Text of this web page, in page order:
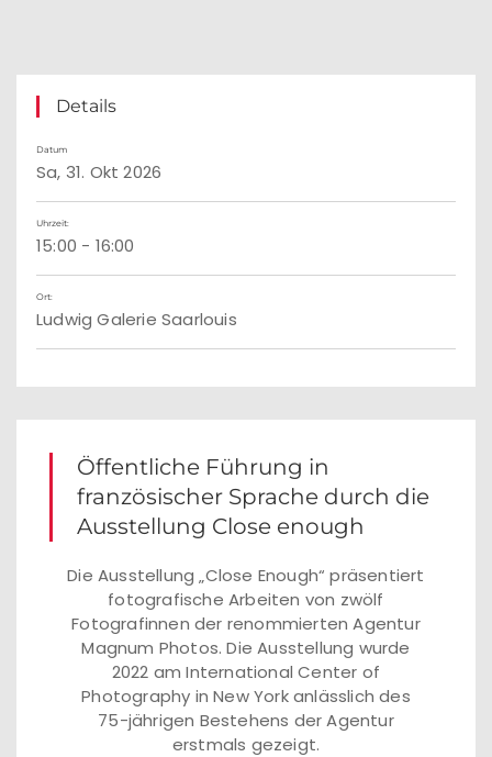
Details
Datum
Sa, 31. Okt 2026
Uhrzeit:
15:00 - 16:00
Ort:
Ludwig Galerie Saarlouis
Öffentliche Führung in
französischer Sprache durch die
Ausstellung Close enough
Die Ausstellung „Close Enough“ präsentiert
fotografische Arbeiten von zwölf
Fotografinnen der renommierten Agentur
Magnum Photos. Die Ausstellung wurde
2022 am International Center of
Photography in New York anlässlich des
75-jährigen Bestehens der Agentur
erstmals gezeigt.